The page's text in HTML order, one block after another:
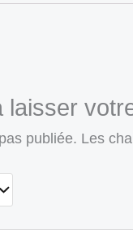
publiée. Les